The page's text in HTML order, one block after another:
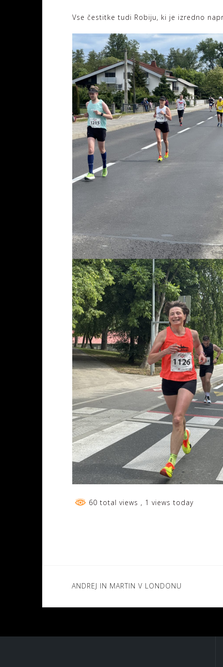
Vse čestitke tudi Robiju, ki je izredno
60 total views , 1 views today
Navigacija
prispevka
ANDREJ IN MARTIN V LONDONU